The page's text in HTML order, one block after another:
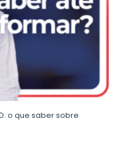
o que saber sobre